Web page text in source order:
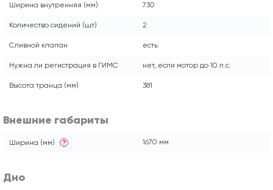
Ширина внутренняя (мм) 730
Количество сидений (шт) 2
Сливной клапан есть
Нужна ли регистрация в ГИМС нет, если мотор до 10 л.с.
Высота транца (мм) 381
Внешние габариты
Ширина (мм) ? 1670 мм
Дно